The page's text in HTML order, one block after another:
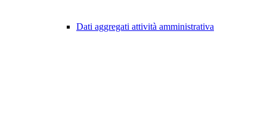
Dati aggregati attività amministrativa